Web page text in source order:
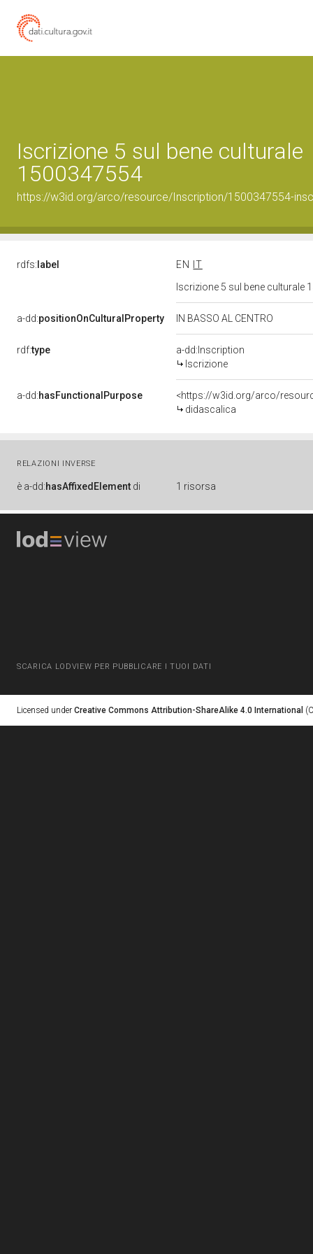
Iscrizione 5 sul bene culturale
1500347554
https://w3id.org/arco/resource/Inscription/1500347554-
rdfs: label EN
IT
Iscrizione 5 sul bene culturale
a-dd:positionOnCulturalProperty IN BASSO AL CENTRO
rdf:type
a-dd:Inscription
Iscrizione
a-dd:hasFunctionalPurpose
<https://w3id.org/arco/
didascalica
RELAZIONI INVERSE
è a-dd:hasAffixedElement di 1 risorsa
SCARICA LODVIEW PER PUBBLICARE I TUOI DATI
Licensed under Creative Commons Attribution-ShareAlike 4.0 International